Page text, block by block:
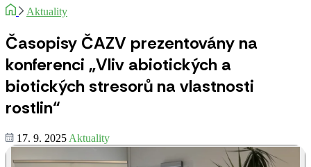
Aktuality
Časopisy ČAZV prezentovány na
konferenci „Vliv abiotických a
biotických stresorů na vlastnosti
rostlin“
17. 9. 2025 Aktuality